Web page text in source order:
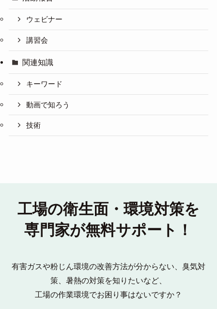
ウェビナー
講習会
関連知識
キーワード
動画で知ろう
技術
工場の衛生面・環境対策を
専門家が無料サポート！
有害ガスや粉じん環境の改善方法が分からない、臭気対
策、暑熱の対策を知りたいなど、
工場の作業環境でお困り事はないですか？